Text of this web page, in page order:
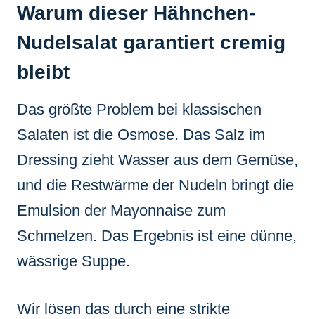
Warum dieser Hähnchen-
Nudelsalat garantiert cremig
bleibt
Das größte Problem bei klassischen
Salaten ist die Osmose. Das Salz im
Dressing zieht Wasser aus dem Gemüse,
und die Restwärme der Nudeln bringt die
Emulsion der Mayonnaise zum
Schmelzen. Das Ergebnis ist eine dünne,
wässrige Suppe.
Wir lösen das durch eine strikte